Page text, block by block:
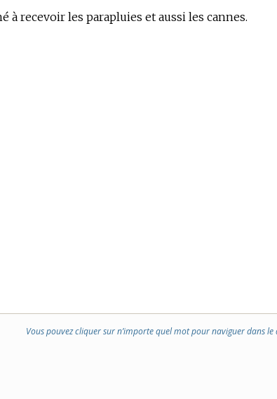
à recevoir les parapluies et aussi les cannes.
Vous pouvez cliquer sur n’importe quel mot pour naviguer dans